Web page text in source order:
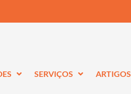
SERVIÇOS ARTIGOS